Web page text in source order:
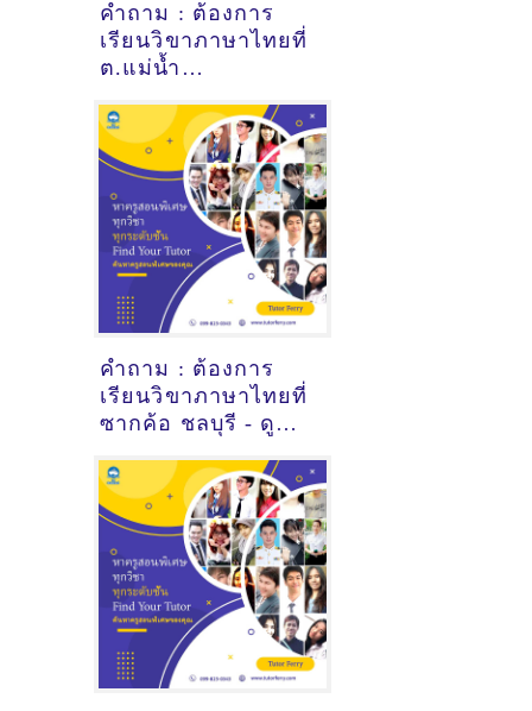
คำถาม : ต้องการ
เรียนวิขาภาษาไทยที่
ต.แม่น้ำ
แนะนำครูสอนพิเศษ
ที่นี่
คำถาม : ต้องการ
เรียนวิขาภาษาไทยที่
ซากค้อ ชลบุรี - ดูคำ
ที่นี่